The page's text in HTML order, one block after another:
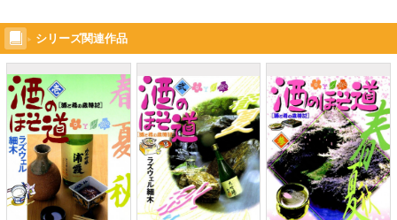
シリーズ関連作品